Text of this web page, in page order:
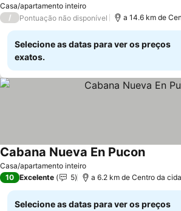
Casa/apartamento inteiro
/ Pontuação não disponível a 14.6 km de
Selecione as datas para ver os preços
exatos.
Casa/apartamento inteiro
Cabana Nueva En Pucon
10 Excelente 5 a 6.2 km de Centro da
Selecione as datas para ver os preços